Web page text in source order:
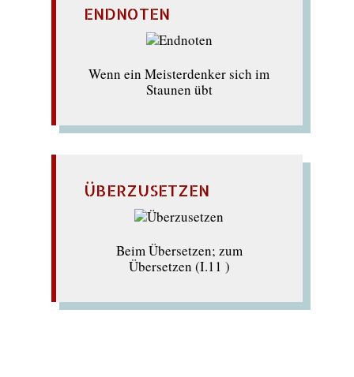
ENDNOTEN
Wenn ein Meisterdenker sich im
Staunen übt
ÜBERZUSETZEN
Beim Übersetzen; zum
Übersetzen (I.11 )